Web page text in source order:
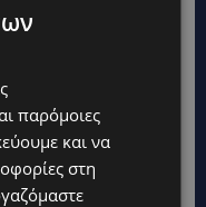
παρόμοιες
και να
στη